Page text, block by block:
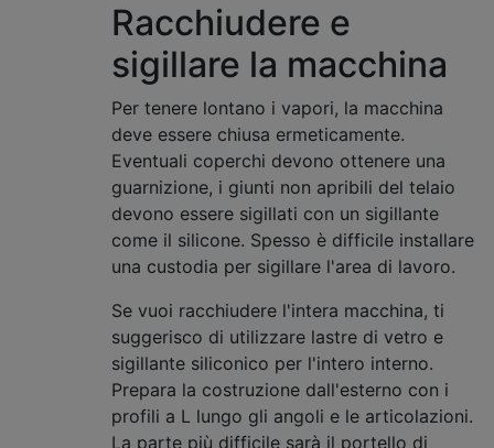
Racchiudere e
sigillare la macchina
Per tenere lontano i vapori, la macchina
deve essere chiusa ermeticamente.
Eventuali coperchi devono ottenere una
guarnizione, i giunti non apribili del telaio
devono essere sigillati con un sigillante
come il silicone. Spesso è difficile installare
una custodia per sigillare l'area di lavoro.
Se vuoi racchiudere l'intera macchina, ti
suggerisco di utilizzare lastre di vetro e
sigillante siliconico per l'intero interno.
Prepara la costruzione dall'esterno con i
profili a L lungo gli angoli e le articolazioni.
La parte più difficile sarà il portello di